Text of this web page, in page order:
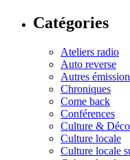
Catégories
Ateliers radio
Auto reverse
Autres
Chroniques
Come back
Conférences
Culture &
Culture locale
Culture locale